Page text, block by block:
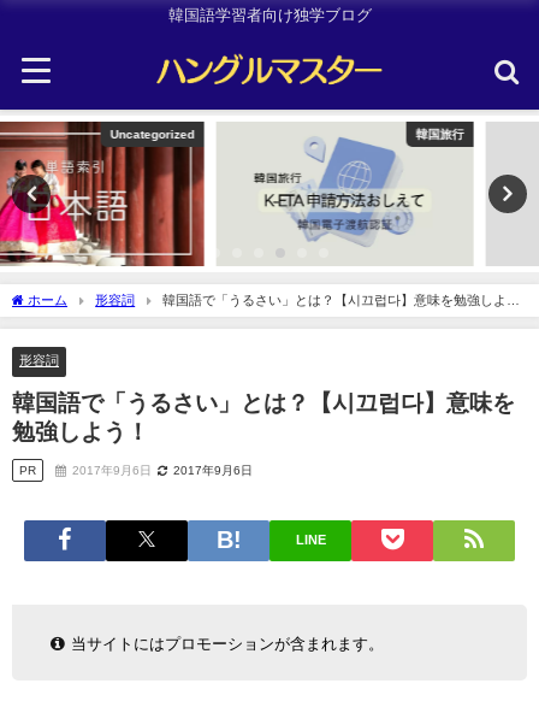
韓国語学習者向け独学ブログ
ホーム 形容詞
韓国語で「うるさい」とは？【시끄럽다】意味を勉強しよ
う！
形容詞
韓国語で「うるさい」とは？【시끄럽다】意味を
勉強しよう！
PR 2017年9月6日 2017年9月6日
LINE
当サイトにはプロモーションが含まれます。